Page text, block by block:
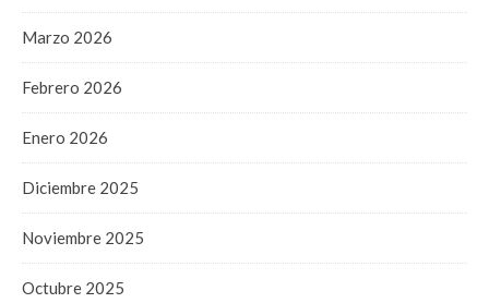
Marzo 2026
Febrero 2026
Enero 2026
Diciembre 2025
Noviembre 2025
Octubre 2025